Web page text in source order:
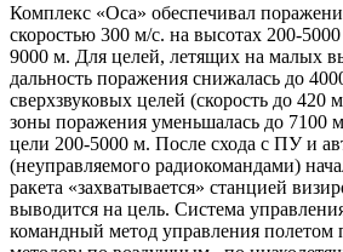
Комплекс «Оса» обеспечивал
скоростью 300 м/с. на высотах 200-
9000 м. Для целей, летящих на малых
дальность поражения снижалась до
сверхзвуковых целей (скорость до 420
зоны поражения уменьшалась до 7100
цели 200-5000 м. После схода с ПУ и
(неуправляемого радиокомандами)
ракета «захватывается» станцией
выводится на цель. Система
командный метод управления полетом